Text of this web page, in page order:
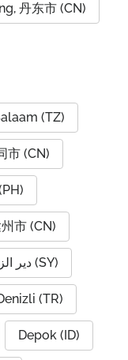
丹东市 (CN)
(TZ)
市 (CN)
市 (CN)
Deir Ez Zor, دير الزور (SY)
(TR)
Depok (ID)